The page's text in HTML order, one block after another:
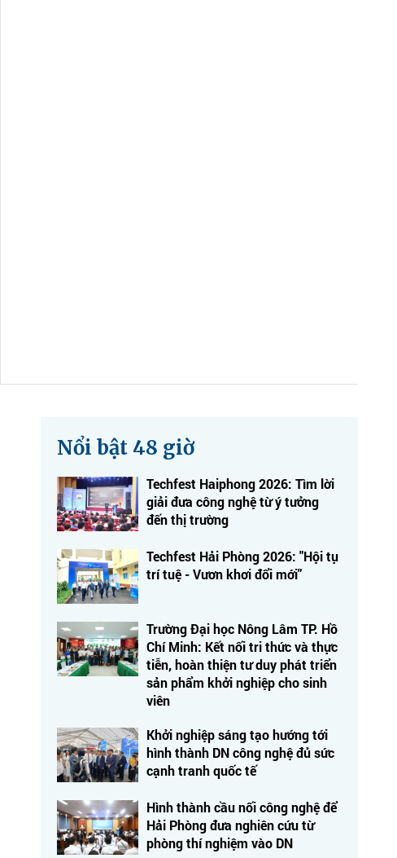
Nổi bật 48 giờ
Techfest Haiphong 2026: Tìm lời
giải đưa công nghệ từ ý tưởng
đến thị trường
Techfest Hải Phòng 2026: "Hội tụ
trí tuệ - Vươn khơi đổi mới"
Trường Đại học Nông Lâm TP. Hồ
Chí Minh: Kết nối tri thức và thực
tiễn, hoàn thiện tư duy phát triển
sản phẩm khởi nghiệp cho sinh
viên
Khởi nghiệp sáng tạo hướng tới
hình thành DN công nghệ đủ sức
cạnh tranh quốc tế
Hình thành cầu nối công nghệ để
Hải Phòng đưa nghiên cứu từ
phòng thí nghiệm vào DN